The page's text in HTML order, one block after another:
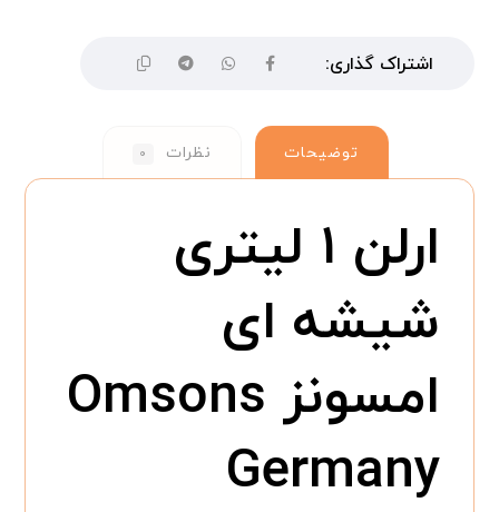
توضیحات نظرات ۰
ارلن ۱ لیتری
شیشه ای
امسونز Omsons
Germany